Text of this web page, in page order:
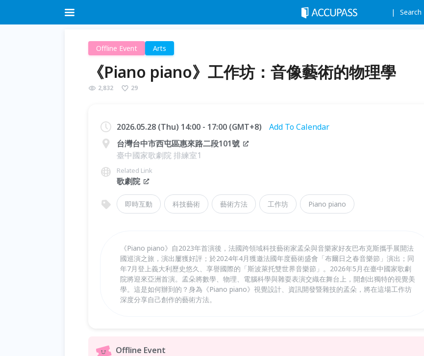
Search
Offline Event Arts
《Piano piano》工作坊：音像藝術的物理學
2,832 29
2026.05.28 (Thu) 14:00 - 17:00 (GMT+8)
Add To Calendar
台灣台中市西屯區惠來路二段101號
臺中國家歌劇院 排練室1
Related Link
歌劇院
即時互動 科技藝術 藝術方法 工作坊 Piano piano
《Piano piano》自2023年首演後，法國跨領域科技藝術家孟朵與音樂家好友巴布克斯攜手展開法
國巡演之旅，演出屢獲好評；於2024年4月獲邀法國年度藝術盛會「布爾日之春音樂節」演出；同
年7月登上義大利歷史悠久、享譽國際的「斯波萊托雙世界音樂節」。2026年5月在臺中國家歌劇
院將迎來亞洲首演。孟朵將數學、物理、電腦科學與雜耍表演交織在舞台上，開創出獨特的視覺美
學。這是如何辦到的？身為《Piano piano》視覺設計、資訊開發暨雜技的孟朵，將在這場工作坊
深度分享自己創作的藝術方法。
Offline Event